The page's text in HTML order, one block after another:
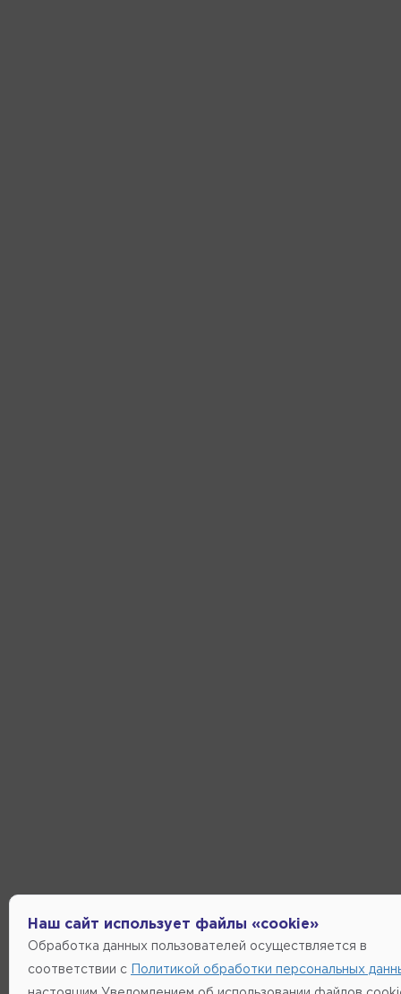
Наш сайт использует файлы «cookie»
Обработка данных пользователей осуществляется в
соответствии с Политикой обработки персональных